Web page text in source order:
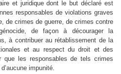
et juridique dont le but déclaré est
responsables de violations graves
de crimes de guerre, de crimes contre
de façon à décourager la
à contribuer au rétablissement de la
et au respect du droit et des
que les responsables de tels crimes
impunité.